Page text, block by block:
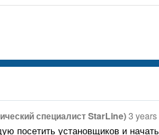
специалист StarLine)3
посетить установщиков и